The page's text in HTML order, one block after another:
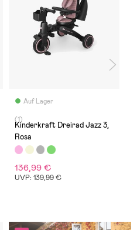
Auf Lager
(1)
Kinderkraft Dreirad Jazz 3,
Rosa
136,99 €
UVP: 139,99 €